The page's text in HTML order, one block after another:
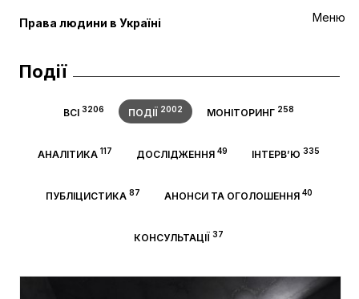
Меню
Права людини в Україні
Події
ВСІ 3206 ПОДІЇ 2002 МОНІТОРИНГ 258
АНАЛІТИКА 117 ДОСЛІДЖЕННЯ 49 ІНТЕРВ’Ю 335
ПУБЛІЦИСТИКА 87 АНОНСИ ТА ОГОЛОШЕННЯ40
КОНСУЛЬТАЦІЇ 37